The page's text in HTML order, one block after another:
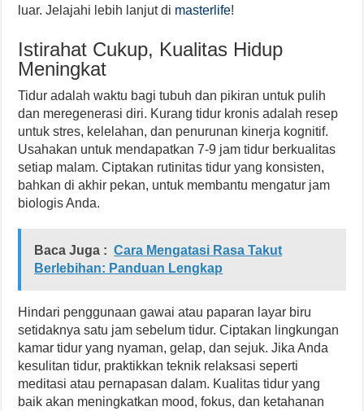
luar. Jelajahi lebih lanjut di masterlife!
Istirahat Cukup, Kualitas Hidup
Meningkat
Tidur adalah waktu bagi tubuh dan pikiran untuk pulih
dan meregenerasi diri. Kurang tidur kronis adalah resep
untuk stres, kelelahan, dan penurunan kinerja kognitif.
Usahakan untuk mendapatkan 7-9 jam tidur berkualitas
setiap malam. Ciptakan rutinitas tidur yang konsisten,
bahkan di akhir pekan, untuk membantu mengatur jam
biologis Anda.
Baca Juga : Cara Mengatasi Rasa Takut
Berlebihan: Panduan Lengkap
Hindari penggunaan gawai atau paparan layar biru
setidaknya satu jam sebelum tidur. Ciptakan lingkungan
kamar tidur yang nyaman, gelap, dan sejuk. Jika Anda
kesulitan tidur, praktikkan teknik relaksasi seperti
meditasi atau pernapasan dalam. Kualitas tidur yang
baik akan meningkatkan mood, fokus, dan ketahanan